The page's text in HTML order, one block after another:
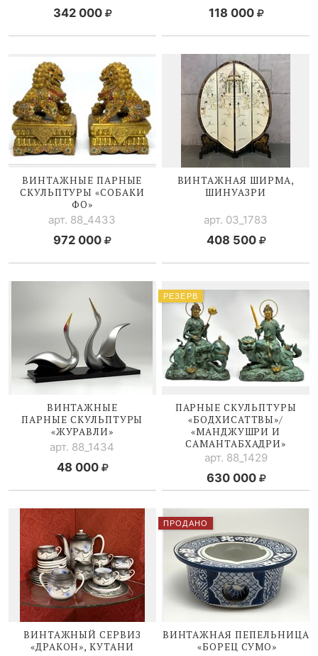
342 000 118 000
ВИНТАЖНЫЕ ПАРНЫЕ
СКУЛЬПТУРЫ «СОБАКИ
ФО»
арт. 88_4433
972 000
ВИНТАЖНАЯ ШИРМА,
ШИНУАЗРИ
арт. 03_1783
408 500
ВИНТАЖНЫЕ
ПАРНЫЕ СКУЛЬПТУРЫ
«ЖУРАВЛИ»
арт. 88_1434
48 000
ПАРНЫЕ СКУЛЬПТУРЫ
«БОДХИСАТТВЫ»/
«МАНДЖУШРИ И
САМАНТАБХАДРИ»
арт. 88_1429
630 000
РЕЗЕРВ
ВИНТАЖНЫЙ СЕРВИЗ
«ДРАКОН», КУТАНИ
ВИНТАЖНАЯ ПЕПЕЛЬНИЦА
«БОРЕЦ СУМО»
ПРОДАНО